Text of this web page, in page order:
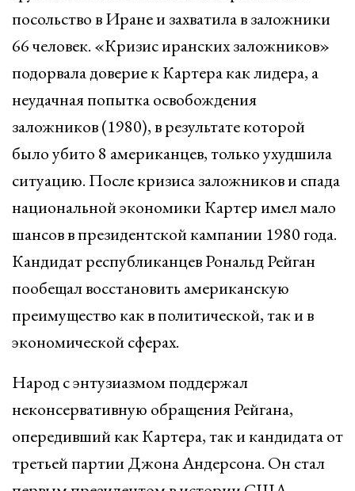
посольство в Иране и захватила в заложники
66 человек. «Кризис иранских заложников»
подорвала доверие к Картера как лидера, а
неудачная попытка освобождения
заложников (1980), в результате которой
было убито 8 американцев, только ухудшила
ситуацию. После кризиса заложников и спада
национальной экономики Картер имел мало
шансов в президентской кампании 1980 года.
Кандидат республиканцев Рональд Рейган
пообещал восстановить американскую
преимущество как в политической, так и в
экономической сферах.
Народ с энтузиазмом поддержал
неконсервативную обращения Рейгана,
опередивший как Картера, так и кандидата от
третьей партии Джона Андерсона. Он стал